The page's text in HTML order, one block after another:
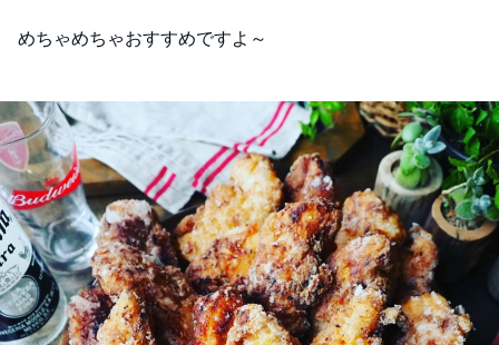
めちゃめちゃおすすめですよ～